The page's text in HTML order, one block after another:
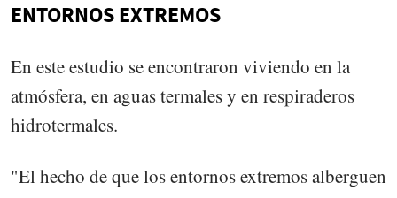
ENTORNOS EXTREMOS
En este estudio se encontraron viviendo en la
atmósfera, en aguas termales y en respiraderos
hidrotermales.
"El hecho de que los entornos extremos alberguen